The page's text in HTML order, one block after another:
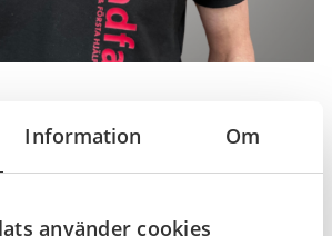
Information Om
använder cookies